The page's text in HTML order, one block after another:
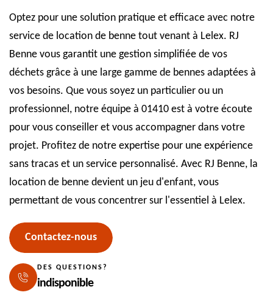
Optez pour une solution pratique et efficace avec notre
service de location de benne tout venant à Lelex. RJ
Benne vous garantit une gestion simplifiée de vos
déchets grâce à une large gamme de bennes adaptées à
vos besoins. Que vous soyez un particulier ou un
professionnel, notre équipe à 01410 est à votre écoute
pour vous conseiller et vous accompagner dans votre
projet. Profitez de notre expertise pour une expérience
sans tracas et un service personnalisé. Avec RJ Benne, la
location de benne devient un jeu d'enfant, vous
permettant de vous concentrer sur l'essentiel à Lelex.
Contactez-nous
DES QUESTIONS?
indisponible